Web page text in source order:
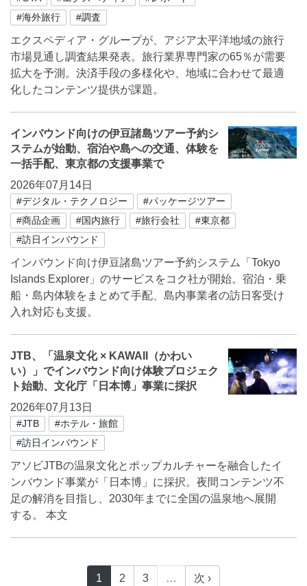
#海外旅行
#調査
エクスペディア・グループが、アジア太平洋地域の旅行
市場見通し調査結果発表。旅行業界専門家の65％が需要
拡大を予測。決済手段の多様化や、地域に合わせて最適
化したコンテンツ提供が課題。
インバウンド向けの伊豆諸島ツアー予約シ
ステムが始動、宿泊や島への交通、体験を
一括手配、東京都の支援事業で
2026年07月14日
#デジタル・テクノロジー
#パッケージツアー
#商品企画
#国内旅行 #旅行会社
#東京都
#訪日インバウンド
インバウンド向け伊豆諸島ツアー予約システム「Tokyo
Islands Explorer」のサービスをコク社が開始。宿泊・乗
船・島内体験をまとめて手配、島内事業者の訪日客受け
入れ対応も支援。
JTB、「温泉文化 × KAWAII（かわい
い）」でインバウンド向け体験プロジェク
ト始動、文化庁「日本博」事業に採択
2026年07月13日
#JTB
#ホテル・旅館
#訪日インバウンド
アソビJTBの温泉文化とポップカルチャーを融合したイ
ンバウンド事業が「日本博」に採択。夜間コンテンツ不
足の解消を目指し、2030年までに全国の温泉地へ展開
する。 本文
1 2 3 … 次 ›